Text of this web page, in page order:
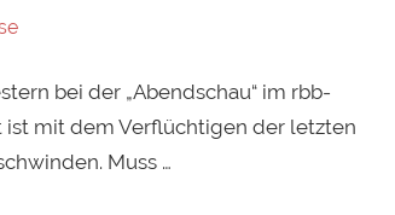
bei der „Abendschau“ im rbb-
ist mit dem Verflüchtigen der letzten
Muss …